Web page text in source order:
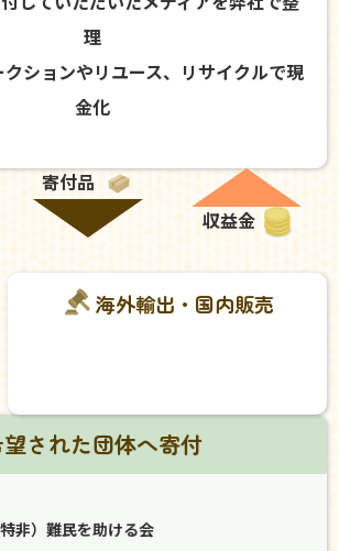
理
ションやリユース、リサイクルで現
金化
寄付品
収益金
海外輸出・国内販売
された団体へ寄付
非）難民を助ける会